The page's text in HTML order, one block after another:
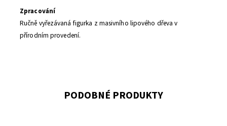
Zpracování
Ručně vyřezávaná figurka z masivního lipového dřeva v
přírodním provedení.
PODOBNÉ PRODUKTY